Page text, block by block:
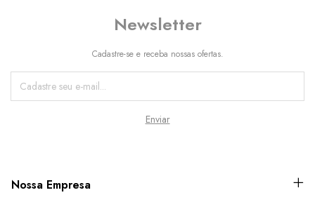
Newsletter
Cadastre-se e receba nossas ofertas.
Nossa Empresa